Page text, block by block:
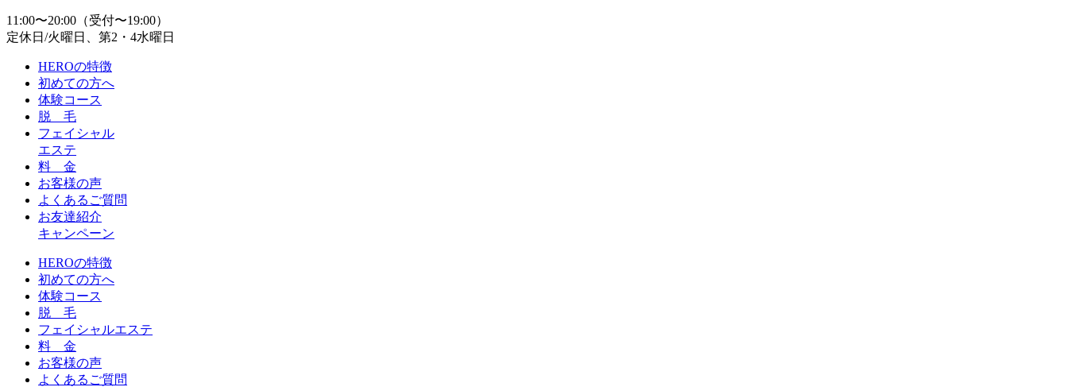
11:00〜20:00（受付〜19:00）
定休日/火曜日、第2・4水曜日
HEROの特徴
初めての方へ
体験コース
脱 毛
フェイシャル
エステ
料 金
お客様の声
よくあるご質問
お友達紹介
キャンペーン
HEROの特徴
初めての方へ
体験コース
脱 毛
フェイシャルエステ
料 金
お客様の声
よくあるご質問